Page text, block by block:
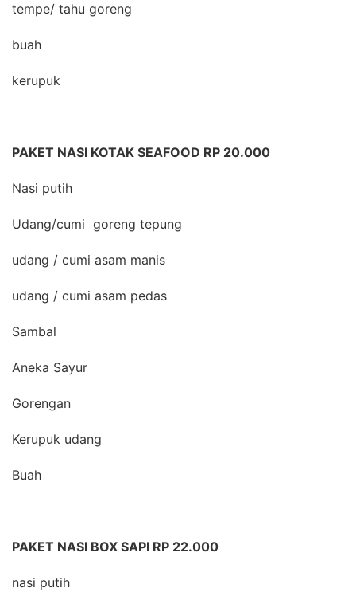
tempe/ tahu goreng
buah
kerupuk
PAKET NASI KOTAK SEAFOOD RP 20.000
Nasi putih
Udang/cumi goreng tepung
udang / cumi asam manis
udang / cumi asam pedas
Sambal
Aneka Sayur
Gorengan
Kerupuk udang
Buah
PAKET NASI BOX SAPI RP 22.000
nasi putih